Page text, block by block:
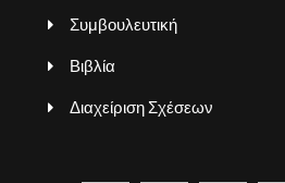
Συμβουλευτική
Βιβλία
Διαχείριση Σχέσεων